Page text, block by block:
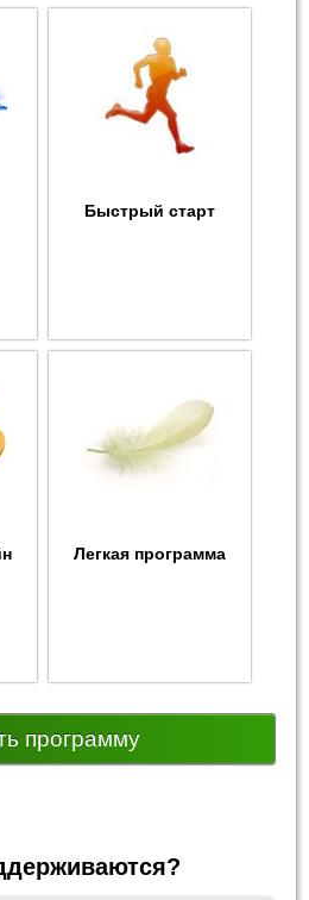
Быстрый старт
Легкая программа
программу